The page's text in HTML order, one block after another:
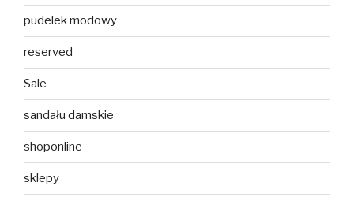
pudelek modowy
reserved
Sale
sandału damskie
shoponline
sklepy